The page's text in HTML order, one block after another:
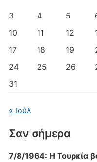
3
4 5
10
11 12
17
18 19
24
25 26
31
« Ιούλ
Σαν σήμερα
7/8/1964: Η Τουρκία